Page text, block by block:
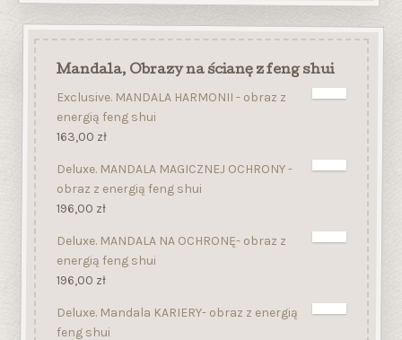
Mandala, Obrazy na ścianę z feng shui
Exclusive. MANDALA HARMONII - obraz z
energią feng shui
163,00 zł
Deluxe. MANDALA MAGICZNEJ OCHRONY -
obraz z energią feng shui
196,00 zł
Deluxe. MANDALA NA OCHRONĘ- obraz z
energią feng shui
196,00 zł
Deluxe. Mandala KARIERY- obraz z energią
feng shui